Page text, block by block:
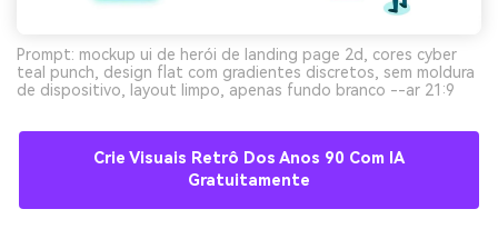
Prompt: mockup ui de herói de landing page 2d, cores cyber
teal punch, design flat com gradientes discretos, sem moldura
de dispositivo, layout limpo, apenas fundo branco --ar 21:9
Crie Visuais Retrô Dos Anos 90 Com IA
Gratuitamente